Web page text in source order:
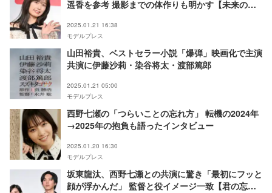
遥香を参考 撮影までの体作りも明かす【未来の作
2025.01.21 16:38
モデルプレス
山田裕貴、ベストセラー小説「爆弾」映画化で主演
共演に伊藤沙莉・染谷将太・渡部篤郎
2025.01.21 05:00
モデルプレス
西野七瀬の「つらいことの忘れ方」 転機の2024年
→2025年の抱負も語ったインタビュー
2025.01.20 16:30
モデルプレス
坂東龍汰、西野七瀬との共演に驚き「最初にフッと
顔が浮かんだ」 監督と役イメージ一致【君の忘れ